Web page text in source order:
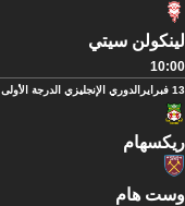
لينكولن سيتي
10:00
13 فبراير الدوري الإنجليزي الدرجة الأولى
ريكسهام
وست هام